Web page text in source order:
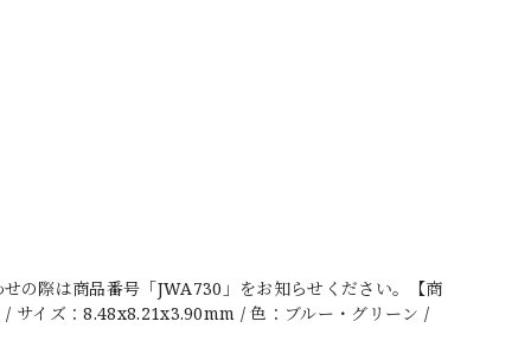
の際は商品番号「JWA730」をお知らせください。【商
サイズ：8.48x8.21x3.90mm / 色：ブルー・グリーン /